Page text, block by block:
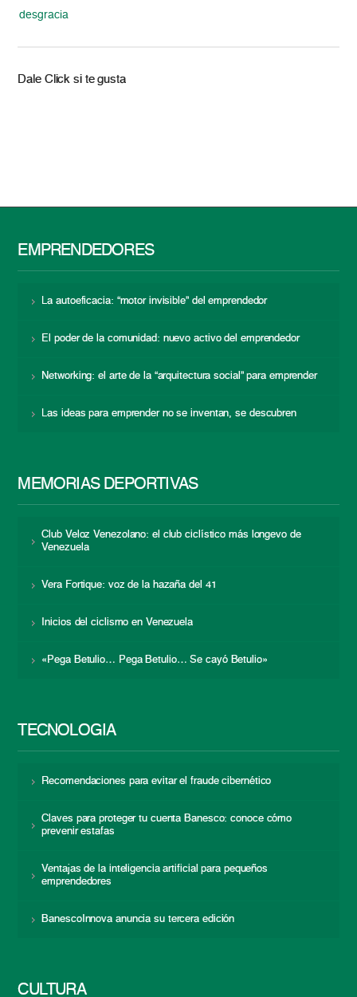
desgracia
Dale Click si te gusta
EMPRENDEDORES
La autoeficacia: “motor invisible” del emprendedor
El poder de la comunidad: nuevo activo del emprendedor
Networking: el arte de la “arquitectura social” para emprender
Las ideas para emprender no se inventan, se descubren
MEMORIAS DEPORTIVAS
Club Veloz Venezolano: el club ciclístico más longevo de
Venezuela
Vera Fortique: voz de la hazaña del 41
Inicios del ciclismo en Venezuela
«Pega Betulio… Pega Betulio… Se cayó Betulio»
TECNOLOGÍA
Recomendaciones para evitar el fraude cibernético
Claves para proteger tu cuenta Banesco: conoce cómo
prevenir estafas
Ventajas de la inteligencia artificial para pequeños
emprendedores
BanescoInnova anuncia su tercera edición
CULTURA